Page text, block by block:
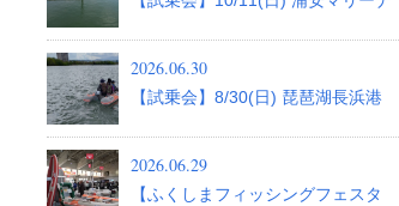
2026.06.30
【試乗会】8/30(日) 琵琶湖長浜港
2026.06.29
【ふくしまフィッシングフェスタ